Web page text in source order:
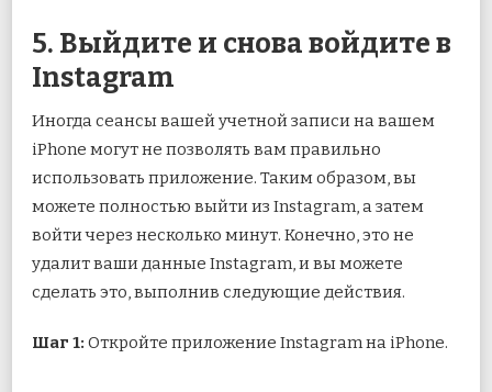
5. Выйдите и снова войдите в
Instagram
Иногда сеансы вашей учетной записи на вашем
iPhone могут не позволять вам правильно
использовать приложение. Таким образом, вы
можете полностью выйти из Instagram, а затем
войти через несколько минут. Конечно, это не
удалит ваши данные Instagram, и вы можете
сделать это, выполнив следующие действия.
Шаг 1: Откройте приложение Instagram на iPhone.